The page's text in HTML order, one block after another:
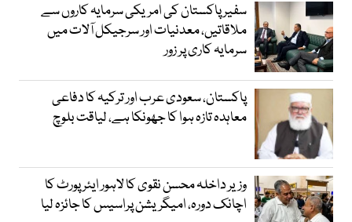
سفیر پاکستان کی امریکی سرمایہ کاروں سے
ملاقاتیں، معدنیات اور سرجیکل آلات میں
سرمایہ کاری پر زور
پاکستان، سعودی عرب اور ترکیہ کا دفاعی
معاہدہ تازہ ہوا کا جھونکا ہے، لیاقت بلوچ
وزیر داخلہ محسن نقوی کا لاہور ایئر پورٹ کا
اچانک دورہ، امیگریشن پراسیس کا جائزہ لیا